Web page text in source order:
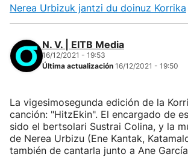
Nerea Urbizuk jantzi du doinuz Korrika
N. V. | EITB Media
16/12/2021 - 19:53
Última actualización 16/12/2021 - 19:50
La vigesimosegunda edición de la
canción: "HitzEkin". El encargado de
sido el bertsolari Sustrai Colina, y la
de Nerea Urbizu (Ene Kantak,
también de cantarla junto a Ane